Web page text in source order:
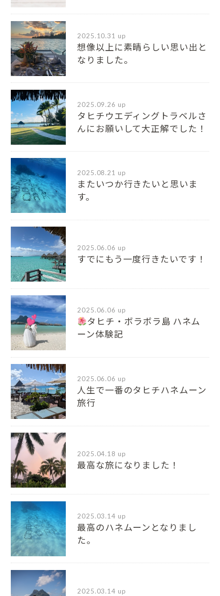
2025.10.31 up
想像以上に素晴らしい思い出と
なりました。
2025.09.26 up
タヒチウエディングトラベルさ
んにお願いして大正解でした！
2025.08.21 up
またいつか行きたいと思いま
す。
2025.06.06 up
すでにもう一度行きたいです！
2025.06.06 up
タヒチ・ボラボラ島 ハネム
ーン体験記
2025.06.06 up
人生で一番のタヒチハネムーン
旅行
2025.04.18 up
最高な旅になりました！
2025.03.14 up
最高のハネムーンとなりまし
た。
2025.03.14 up